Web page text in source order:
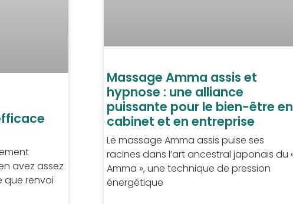
avez assez
que renvoi
Massage Amma assis et
hypnose : une alliance
puissante pour le bien-être en
cabinet et en entreprise
Le massage Amma assis puise ses
racines dans l’art ancestral japonais du
Amma », une technique de pression
énergétique